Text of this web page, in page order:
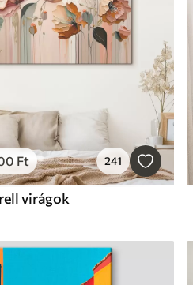
Ft 241
virágok